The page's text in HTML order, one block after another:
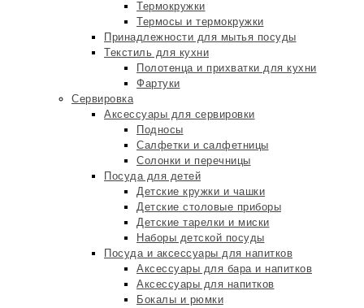
Термокружки
Термосы и термокружки
Принадлежности для мытья посуды
Текстиль для кухни
Полотенца и прихватки для кухни
Фартуки
Сервировка
Аксессуары для сервировки
Подносы
Салфетки и салфетницы
Солонки и перечницы
Посуда для детей
Детские кружки и чашки
Детские столовые приборы
Детские тарелки и миски
Наборы детской посуды
Посуда и аксессуары для напитков
Аксессуары для бара и напитков
Аксессуары для напитков
Бокалы и рюмки